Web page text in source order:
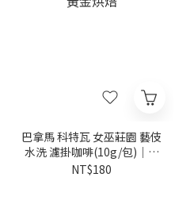
巴拿馬 科特瓦 女巫莊園 藝伎
水洗 濾掛咖啡(10g/包)｜黃
金烘焙
NT$180